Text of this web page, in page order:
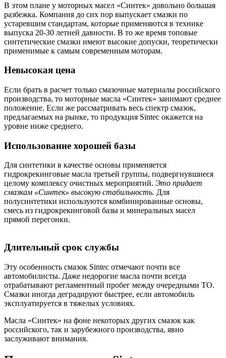
В этом плане у моторных масел «Синтек» довольно большая
разбежка. Компания до сих пор выпускает смазки по
устаревшим стандартам, которые применяются в технике
выпуска 20-30 летней давности. В то же время топовые
синтетические смазки имеют высокие допуски, теоретически
применимые к самым современным моторам.
Невысокая цена
Если брать в расчет только смазочные материалы российского
производства, то моторные масла «Синтек» занимают среднее
положение. Если же рассматривать весь спектр смазок,
предлагаемых на рынке, то продукция Sintec окажется на
уровне ниже среднего.
Использование хорошей базы
Для синтетики в качестве основы применяется
гидрокрекинговые масла третьей группы, подвергнувшиеся
целому комплексу очистных мероприятий. Это придает
смазкам «Синтек» высокую стабильность. Для
полусинтетики используются комбинированные основы,
смесь из гидрокрекинговой базы и минеральных масел
прямой перегонки.
Длительный срок службы
Эту особенность смазок Sintec отмечают почти все
автомобилисты. Даже недорогие масла почти всегда
отрабатывают регламентный пробег между очередными ТО.
Смазки иногда деградируют быстрее, если автомобиль
эксплуатируется в тяжелых условиях.
Масла «Синтек» на фоне некоторых других смазок как
российского, так и зарубежного производства, явно
заслуживают внимания.